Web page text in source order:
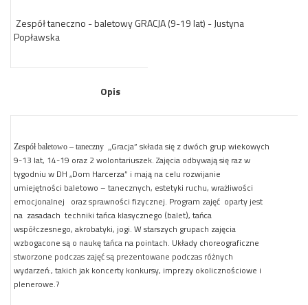
Zespół taneczno - baletowy GRACJA (9-19 lat) - Justyna
Popławska
Opis
Zespół baletowo – taneczny „Gracja” składa się z dwóch grup wiekowych
9-13 lat, 14-19 oraz 2 wolontariuszek. Zajęcia odbywają się raz w
tygodniu w DH „Dom Harcerza” i mają na celu rozwijanie
umiejętności baletowo – tanecznych, estetyki ruchu, wrażliwości
emocjonalnej oraz sprawności fizycznej. Program zajęć oparty jest
na zasadach techniki tańca klasycznego (balet), tańca
współczesnego, akrobatyki, jogi. W starszych grupach zajęcia
wzbogacone są o naukę tańca na pointach. Układy choreograficzne
stworzone podczas zajęć są prezentowane podczas różnych
wydarzeń:, takich jak koncerty konkursy, imprezy okolicznościowe i
plenerowe.?